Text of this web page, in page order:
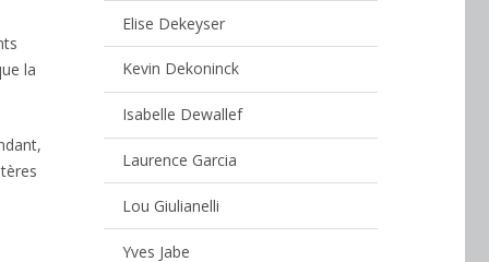
la
Elise Dekeyser
Kevin Dekoninck
Isabelle Dewallef
Laurence Garcia
Lou Giulianelli
Yves Jabe